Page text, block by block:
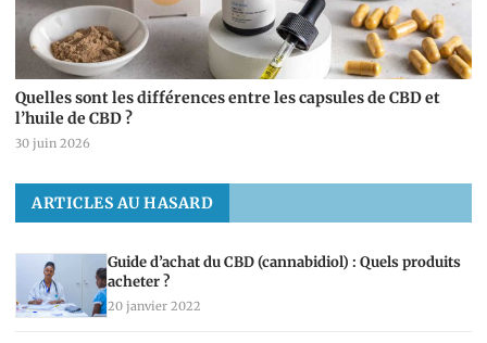
Quelles sont les différences entre les capsules de CBD et
l’huile de CBD ?
30 juin 2026
ARTICLES AU HASARD
Guide d’achat du CBD (cannabidiol) : Quels produits
acheter ?
20 janvier 2022